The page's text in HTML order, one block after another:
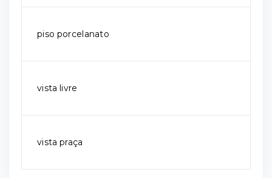
piso porcelanato
vista livre
vista praça